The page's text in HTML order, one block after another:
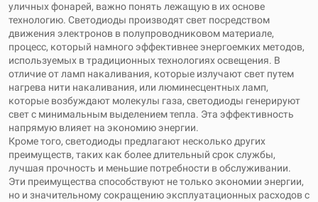
уличных фонарей, важно понять лежащую в их основе
технологию. Светодиоды производят свет посредством
движения электронов в полупроводниковом материале,
процесс, который намного эффективнее энергоемких методов,
используемых в традиционных технологиях освещения. В
отличие от ламп накаливания, которые излучают свет путем
нагрева нити накаливания, или люминесцентных ламп,
которые возбуждают молекулы газа, светодиоды генерируют
свет с минимальным выделением тепла. Эта эффективность
напрямую влияет на экономию энергии.
Кроме того, светодиоды предлагают несколько других
преимуществ, таких как более длительный срок службы,
лучшая прочность и меньшие потребности в обслуживании.
Эти преимущества способствуют не только экономии энергии,
но и значительному сокращению эксплуатационных расходов с